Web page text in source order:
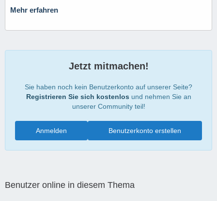
Mehr erfahren
Jetzt mitmachen!
Sie haben noch kein Benutzerkonto auf unserer Seite?
Registrieren Sie sich kostenlos und nehmen Sie an
unserer Community teil!
Benutzerkonto erstellen
Anmelden
Benutzer online in diesem Thema